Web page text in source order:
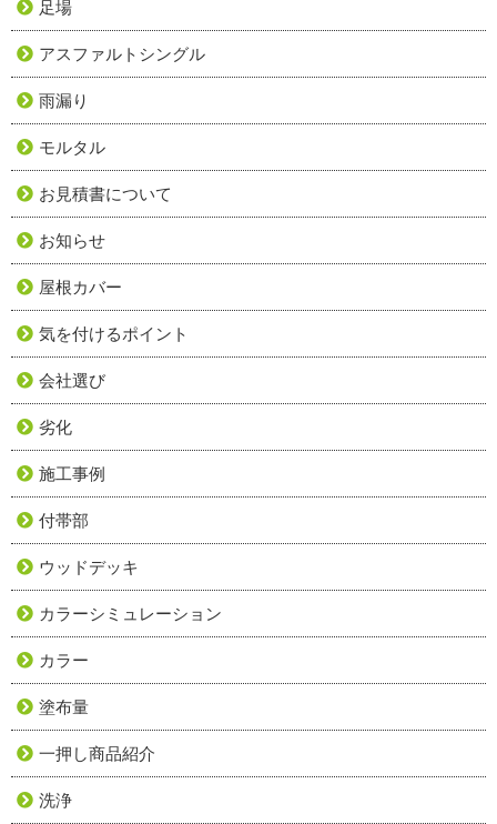
足場
アスファルトシングル
雨漏り
モルタル
お見積書について
お知らせ
屋根カバー
気を付けるポイント
会社選び
劣化
施工事例
付帯部
ウッドデッキ
カラーシミュレーション
カラー
塗布量
一押し商品紹介
洗浄